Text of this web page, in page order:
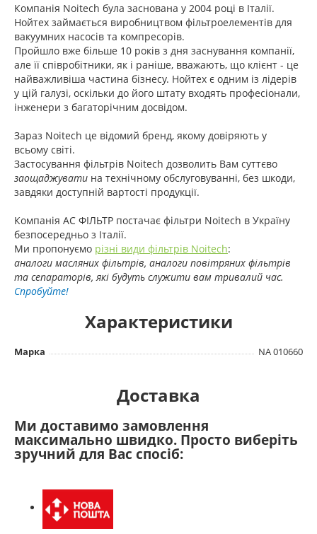
Компанія Noitech була заснована у 2004 році в Італії.
Нойтех займається виробництвом фільтроелементів для
вакуумних насосів та компресорів.
Пройшло вже більше 10 років з дня заснування компанії,
але її співробітники, як і раніше, вважають, що клієнт - це
найважливіша частина бізнесу. Нойтех є одним із лідерів
у цій галузі, оскільки до його штату входять професіонали,
інженери з багаторічним досвідом.
Зараз Noitech це відомий бренд, якому довіряють у
всьому світі.
Застосування фільтрів Noitech дозволить Вам суттєво
заощаджувати на технічному обслуговуванні, без шкоди,
завдяки доступній вартості продукції.
Компанія АС ФІЛЬТР постачає фільтри Noitech в Україну
безпосередньо з Італії.
Ми пропонуємо різні види фільтрів Noitech:
аналоги масляних фільтрів, аналоги повітряних фільтрів
та сепараторів, які будуть служити вам тривалий час.
Спробуйте!
Характеристики
Марка NA 010660
Доставка
Ми доставимо замовлення
максимально швидко. Просто виберіть
зручний для Вас спосіб: